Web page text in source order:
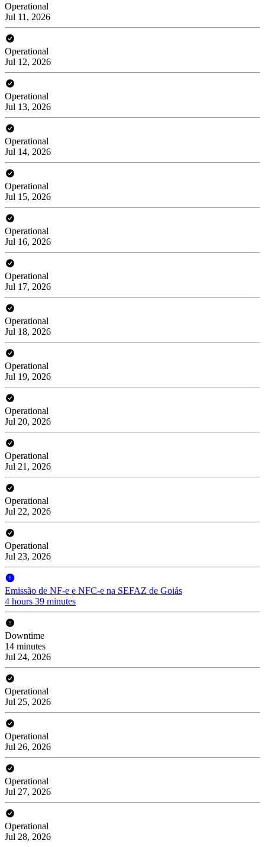
Operational
Jul 11, 2026
Operational
Jul 12, 2026
Operational
Jul 13, 2026
Operational
Jul 14, 2026
Operational
Jul 15, 2026
Operational
Jul 16, 2026
Operational
Jul 17, 2026
Operational
Jul 18, 2026
Operational
Jul 19, 2026
Operational
Jul 20, 2026
Operational
Jul 21, 2026
Operational
Jul 22, 2026
Operational
Jul 23, 2026
Emissão de NF-e e NFC-e na SEFAZ de Goiás
4 hours 39 minutes
Downtime
14 minutes
Jul 24, 2026
Operational
Jul 25, 2026
Operational
Jul 26, 2026
Operational
Jul 27, 2026
Operational
Jul 28, 2026